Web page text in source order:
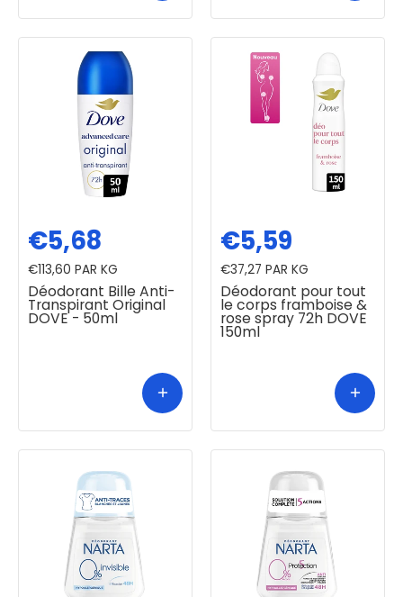
Déodorant Bille Anti-
Transpirant Original
DOVE - 50ml
€5,68
€113,60 PAR KG
Déodorant pour tout
le corps framboise &
rose spray 72h DOVE
150ml
€5,59
€37,27 PAR KG